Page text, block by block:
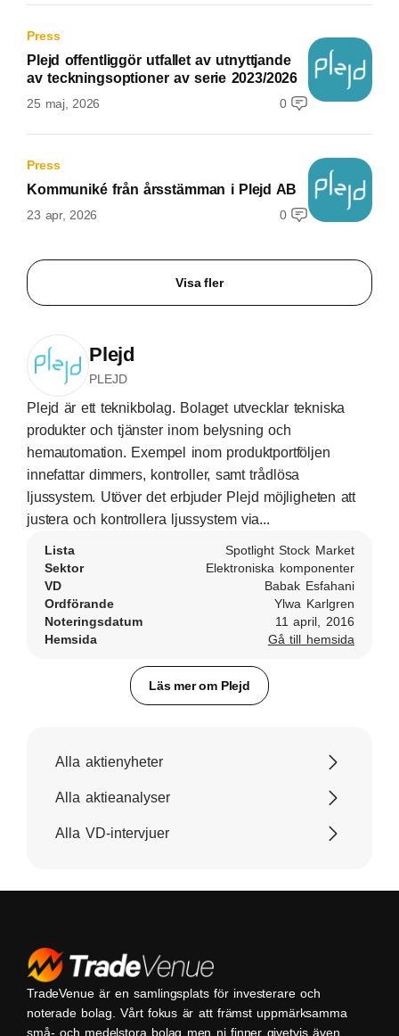
Press
Plejd offentliggör utfallet av utnyttjande
av teckningsoptioner av serie 2023/2026
25 maj, 2026 0
Press
Kommuniké från årsstämman i Plejd AB
23 apr, 2026 0
Visa fler
Plejd
PLEJD
Plejd är ett teknikbolag. Bolaget utvecklar tekniska
produkter och tjänster inom belysning och
hemautomation. Exempel inom produktportföljen
innefattar dimmers, kontroller, samt trådlösa
ljussystem. Utöver det erbjuder Plejd möjligheten att
justera och kontrollera ljussystem via...
Lista
Spotlight Stock Market
Sektor
Elektroniska komponenter
VD
Babak Esfahani
Ordförande
Ylwa Karlgren
Noteringsdatum
11 april, 2016
Hemsida
Gå till hemsida
Läs mer om Plejd
Alla aktienyheter
Alla aktieanalyser
Alla VD-intervjuer
TradeVenue är en samlingsplats för investerare och
noterade bolag. Vårt fokus är att främst uppmärksamma
små- och medelstora bolag men ni finner givetvis även